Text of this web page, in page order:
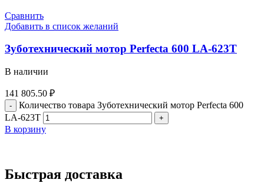
Сравнить
Добавить в список желаний
Зуботехнический мотор Perfecta 600 LA-623T
В наличии
141 805.50 ₽
Количество товара Зуботехнический мотор Perfecta 600
LA-623T
В корзину
Быстрая доставка